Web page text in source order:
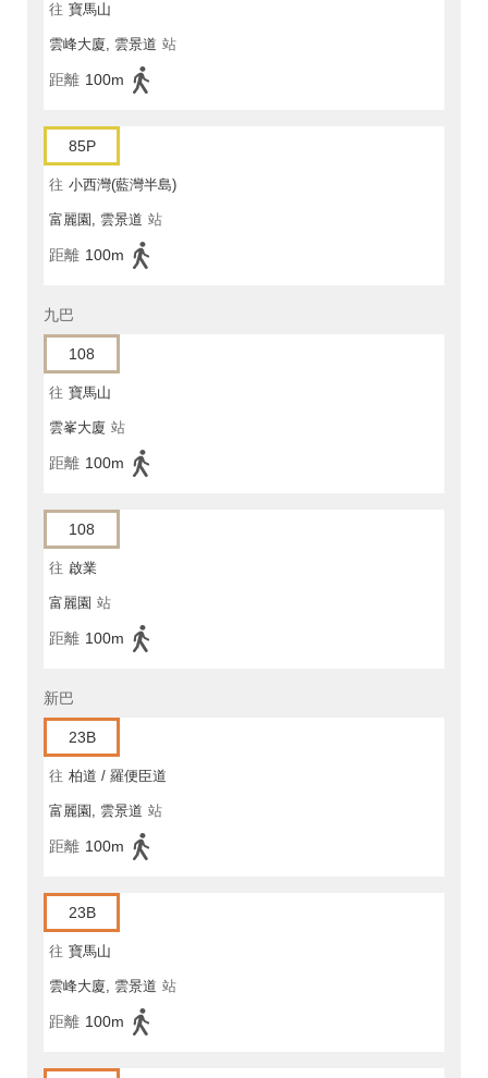
往 寶馬山
雲峰大廈, 雲景道 站
距離 100m
85P
往 小西灣(藍灣半島)
富麗園, 雲景道 站
距離 100m
九巴
108
往 寶馬山
雲峯大廈 站
距離 100m
108
往 啟業
富麗園 站
距離 100m
新巴
23B
往 柏道 / 羅便臣道
富麗園, 雲景道 站
距離 100m
23B
往 寶馬山
雲峰大廈, 雲景道 站
距離 100m